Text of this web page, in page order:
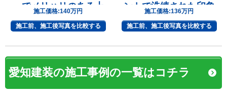
ーでメリハリのある上
質な住まいへ
施工価格:140万円
施工前、施工後写真を比較する
ントで洗練された印象
へ
施工価格:136万円
施工前、施工後写真を比較する
愛知建装の施工事例の一覧はコチラ